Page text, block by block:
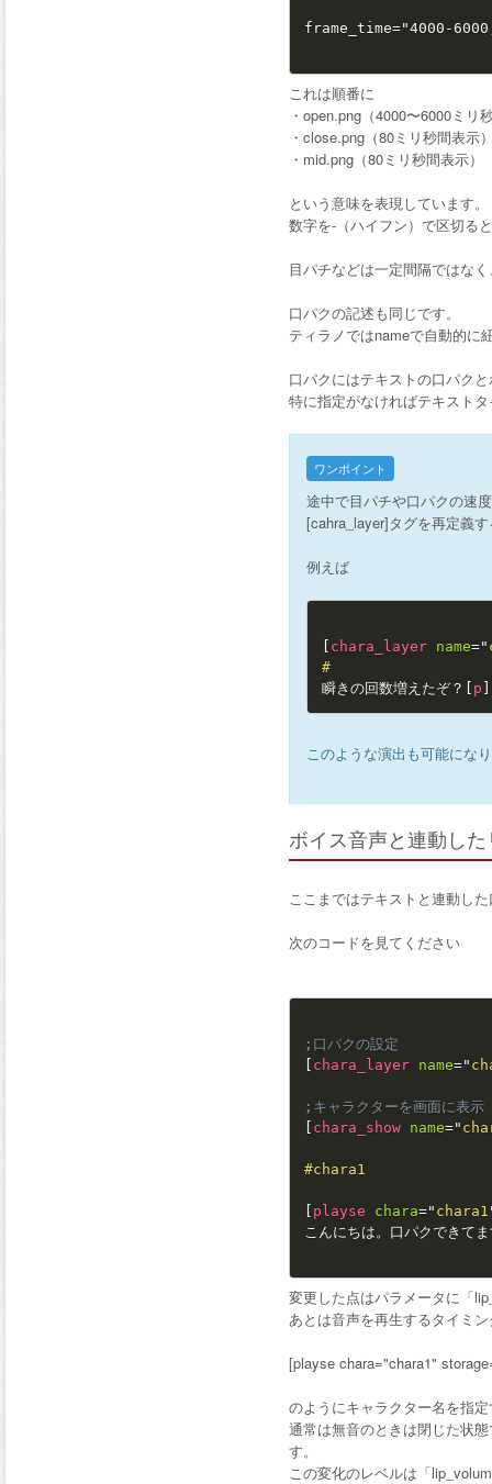
frame_time="4000-
これは順番に
・open.png（4000〜6000ミリ
・close.png（80ミリ秒間表示
・mid.png（80ミリ秒間表示）
という意味を表現しています。
数字を-（ハイフン）で区切る
目パチなどは一定間隔ではな
口パクの記述も同じです。
ティラノではnameで自動的に
口パクにはテキストの口パク
特に指定がなければテキスト
ワンポイント
途中で目パチや口パクの速
[cahra_layer]タグを再定義
例えば
chara_layer name="
#
瞬きの回数増えたぞ？
p
このような演出も可能にな
ボイス音声と連動し
ここまではテキストと連動し
次のコードを見てください
;口パクの設定
chara_layer name="
;キャラクターを画面に表示
chara_show name="
#chara1
playse chara=" chara1
こんにちは。口パクできて
変更した点はパラメータに「
あとは音声を再生するタイミ
[playse chara="chara1"
のようにキャラクター名を指
通常は無音のときは閉じた状
す。
この変化のレベルは「